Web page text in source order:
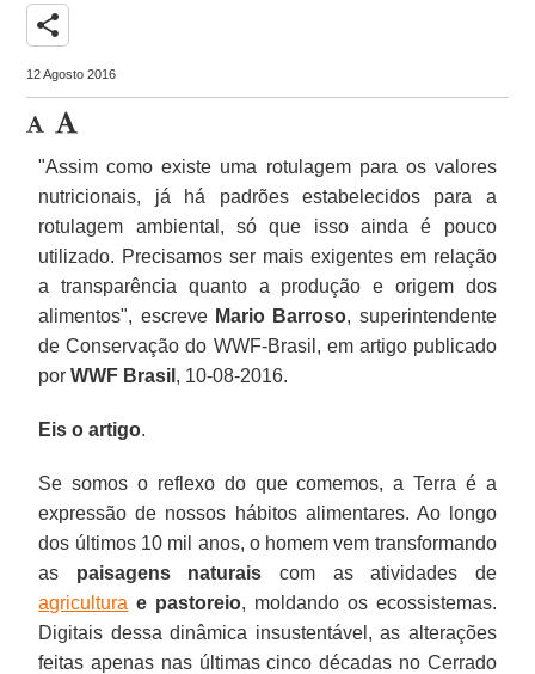
share
12 Agosto 2016
"Assim como existe uma rotulagem para os valores
nutricionais, já há padrões estabelecidos para a
rotulagem ambiental, só que isso ainda é pouco
utilizado. Precisamos ser mais exigentes em relação
a transparência quanto a produção e origem dos
alimentos", escreve Mario Barroso, superintendente
de Conservação do WWF-Brasil, em artigo publicado
porWWF Brasil , 10-08-2016.
Eis o artigo.
Se somos o reflexo do que comemos, a Terra é a
expressão de nossos hábitos alimentares. Ao longo
dos últimos 10 mil anos, o homem vem transformando
as paisagens naturais com as atividades de
agricultura e pastoreio, moldando os ecossistemas.
Digitais dessa dinâmica insustentável, as alterações
feitas apenas nas últimas cinco décadas no Cerrado